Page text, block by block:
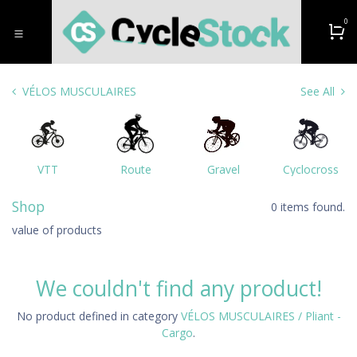
0
VÉLOS MUSCULAIRES See All
VTT Route Gravel Cyclocross
Shop
0 items found.
value of products
We couldn't find any product!
No product defined in category VÉLOS MUSCULAIRES / Pliant -
Cargo.